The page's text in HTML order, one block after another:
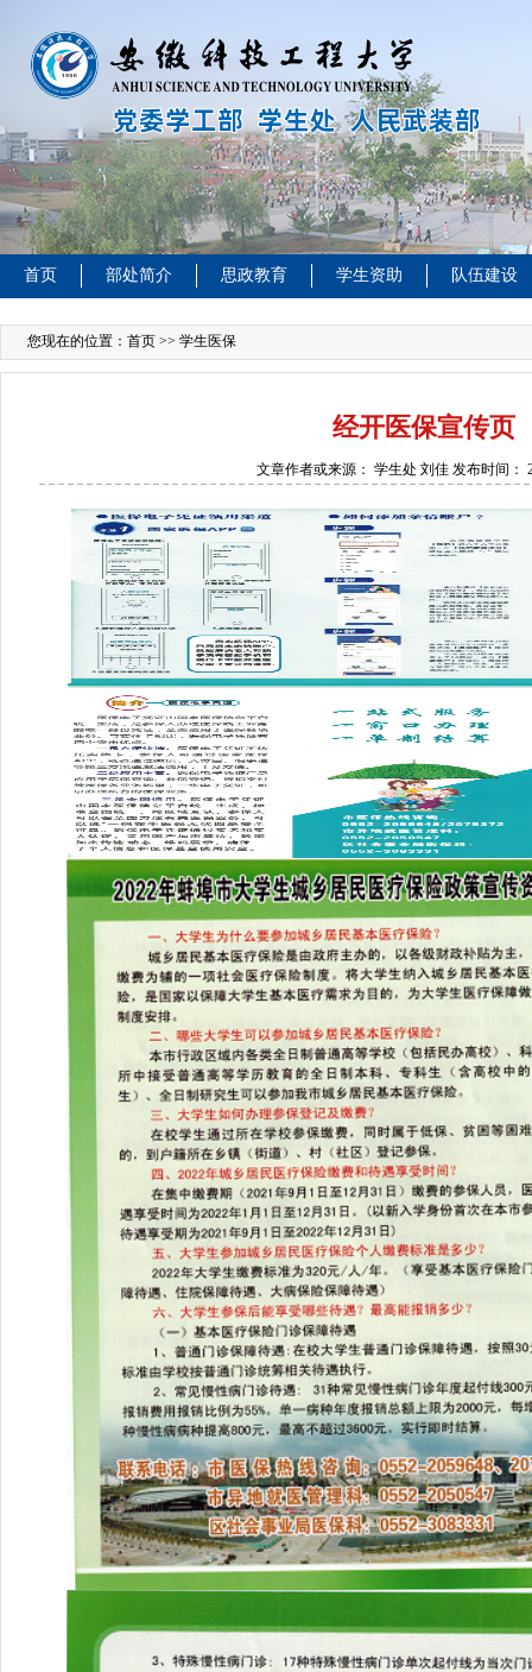
首页 部处简介 思政教育 学生资助 队伍建设
您现在的位置： 首页 >> 学生医保
经开医保宣传页
文章作者或来源： 学生处 刘佳 发布时间：